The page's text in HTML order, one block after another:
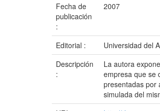
Fecha de
publicación
:
2007
Editorial :
Universidad del
Descripción
:
La autora
empresa que se
presentadas por
simulada del